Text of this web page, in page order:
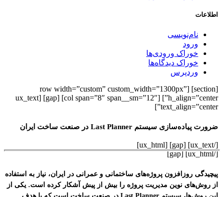
اطلاعات
نام‌نویسی
ورود
خوراک ورودی‌ها
خوراک دیدگاه‌ها
وردپرس
[section] [row width=”custom” custom_width=”1300px”
h_align=”center”] [col span=”8″ span__sm=”12″] [gap] [ux_text
text_align=”center”]
ضرورت پیاده‌سازی سیستم Last Planner در صنعت ساخت ایران
[/ux_text] [gap] [ux_html]
[/ux_html] [gap]
پیچیدگی روزافزون پروژه‌های ساختمانی و عمرانی در ایران، نیاز به استفاده
از روش‌های نوین مدیریت پروژه را بیش از پیش آشکار کرده است. یکی از